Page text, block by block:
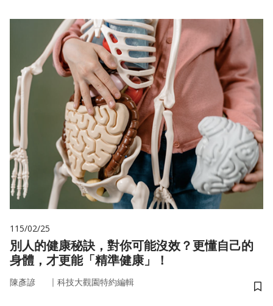
115/02/25
別人的健康秘訣，對你可能沒效？更懂自己的
身體，才更能「精準健康」！
陳彥諺 ｜ 科技大觀園特約編輯
儲